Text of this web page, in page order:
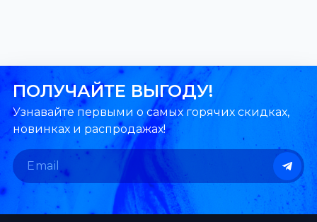
ПОЛУЧАЙТЕ ВЫГОДУ!
Узнавайте первыми о самых горячих скидках,
новинках и распродажах!